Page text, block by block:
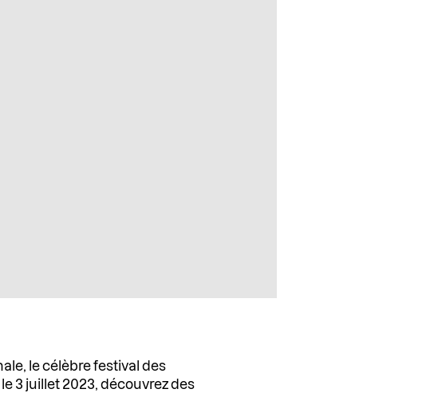
le célèbre festival des
3 juillet 2023, découvrez des